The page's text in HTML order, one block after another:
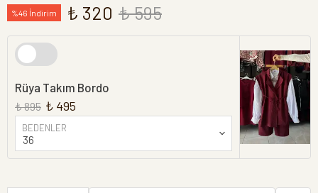
%46 İndirim ₺ 320 ₺ 595
Rüya Takım Bordo
₺ 895 ₺ 495
BEDENLER